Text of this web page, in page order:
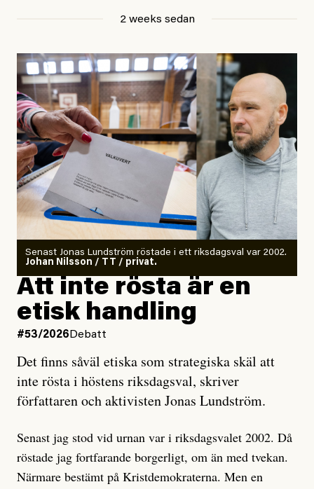
Den första artikeln publicerades den 10 mars 2026.
utpekas som israelisk infiltratör”. Enligt ingressen
handlar artikeln om en person vars ”bakgrund skapar
splittring och oro i rörelsen”. Problemet är att artikeln
skapar betydligt mer oro i palestinarörelsen – och den
oberoende vänstern – än den porträtterade personen
eller dess bakgrund.
Det finns en väldigt enkel regel inom alla politiska
rörelser när det gäller misstänkta infiltratörer:
Antingen har en bevis på att de är infiltratörer, och då
ska en gå ut med det så fort det bara går för att skydda
rörelsen. Eller så har en inga bevis, bara misstankar,
och då ska en efterforska diskret, just för att inte skapa
oro inom rörelsen.
Artikeln undersöker inte, som ETC påstår, ”vad som
är sant, vad som är rykten”, utan den bidrar bara till
ännu mer ryktesspridning. Det finns inte ett enda bevis
misstänkta personen är en infiltratör. Det som läsaren
får veta är att personen har ändrat sina politiska åsikter
under åren, att den har raderat tidigare innehåll på sina
2 weeks sedan
Senast Jonas Lundström röstade i ett riksdagsval var 2002.
Johan Nilsson / TT / privat.
Att inte rösta är en
etisk handling
#53/2026 Debatt
Det finns såväl etiska som strategiska skäl att
inte rösta i höstens riksdagsval, skriver
författaren och aktivisten Jonas Lundström.
Senast jag stod vid urnan var i riksdagsvalet 2002. Då
röstade jag fortfarande borgerligt, om än med tvekan.
Närmare bestämt på Kristdemokraterna. Men en